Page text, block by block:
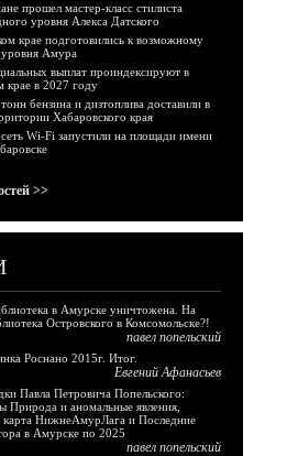
прошел мастер-класс стилиста
уровня Алекса Датского
крае подготовились к возможному
Амура
выплат проиндексируют в
крае в 2027 году
бензина и дизтоплива доставили в
Хабаровского края
Wi-Fi запустили на площади имени
>>
в Амурске уничтожена. На
Островского в Комсомольске?!
павел попельский
Роснано 2015г. Итог.
Евгений Афанасьев
Павла Петровича Попельского:
Природа и аномальные явления,
карта НижнеАмурЛага и Последние
в Амурске по 2025
павел попельский